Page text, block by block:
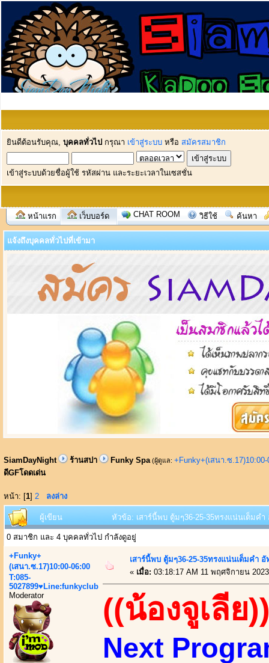
ยินดีต้อนรับคุณ, บุคคลทั่วไป กรุณา เข้าสู่ระบบ หรือ สมัครสมาชิก
เข้าสู่ระบบด้วยชื่อผู้ใช้ รหัสผ่าน และระยะเวลาในเซสชั่น
หน้าแรก เว็บบอร์ด CHAT ROOM วิธีใช้ ค้นหา
แจ้งถึงบุคคลทั่วไปที่เข้ามา
SiamDayNight ร้านสปา Funky Spa (ผู้ดูแล: +Funky+(เสนา.ซ
ดีGFโดดเด่น
หน้า: [1] 2 ลงล่าง
ผู้เขียน หัวข้อ: เสาร์นี้พบ ตู้มๆ36-25-35ทรงแน่นเต็มค
0 สมาชิก และ 4 บุคคลทั่วไป กำลังดูอยู่
+Funky+
(เสนา.ซ.17)10:00-06:00
T:085-
5027899♥Line:funkyclub
Moderator
เสาร์นี้พบ ตู้มๆ36-25-35ทรงแน่นเต็มคำ
« เมื่อ: 03:18:17 AM 11 พฤศจิกายน
((น้องจูเลีย
Next